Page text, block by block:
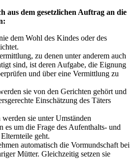
aus dem gesetzlichen Auftrag an die
dem Wohl des Kindes oder des
zu denen unter anderem auch
sind, ist deren Aufgabe, die Eignung
und über eine Vermittlung zu
sie von den Gerichten gehört und
Einschätzung des Täters
sie unter Umständen
es um die Frage des Aufenthalts- und
geht.
automatisch die Vormundschaft bei
Mütter. Gleichzeitig setzen sie